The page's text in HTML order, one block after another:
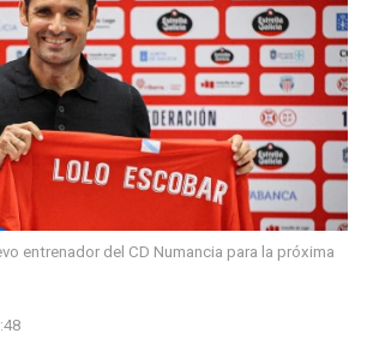
entrenador del CD Numancia para la próxima